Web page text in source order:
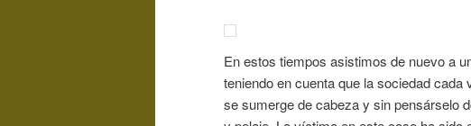
En estos tiempos asistimos de nuevo a
teniendo en cuenta que la sociedad
se sumerge de cabeza y sin pensárselo